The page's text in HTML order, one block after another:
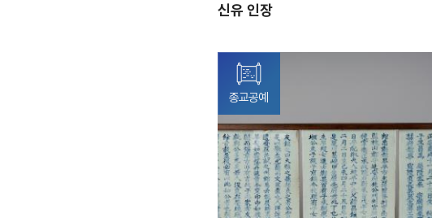
신유 인장
종교공예